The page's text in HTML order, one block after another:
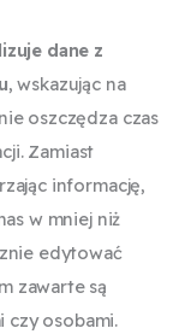
dane z
, wskazując na
oszczędza czas
Zamiast
informację,
w mniej niż
edytować
zawarte są
czy osobami.